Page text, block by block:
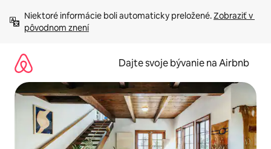
obsah.
Niektoré informácie boli automaticky preložené. Zobraziť v
pôvodnom znení
Dajte svoje bývanie na Airbnb